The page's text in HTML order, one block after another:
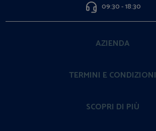
09:30 - 18:30
AZIENDA
TERMINI E CONDIZIONI
SCOPRI DI PIÙ